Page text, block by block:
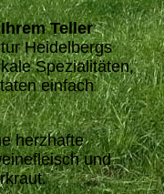
Teller
Heidelbergs
Spezialitäten,
einfach
herzhafte
und